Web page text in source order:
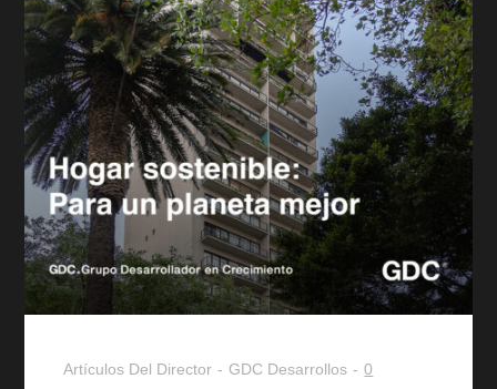
Artículos Del Director GDC Desarrollos
0